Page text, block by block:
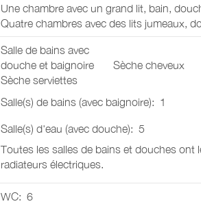
Une chambre avec un grand lit, bain,
Quatre chambres avec des lits jumeaux,
Salle de bains avec
douche et baignoire
Sèche cheveux
Sèche serviettes
Salle(s) de bains (avec baignoire): 1
Salle(s) d'eau (avec douche): 5
Toutes les salles de bains et douches ont
radiateurs électriques.
WC: 6